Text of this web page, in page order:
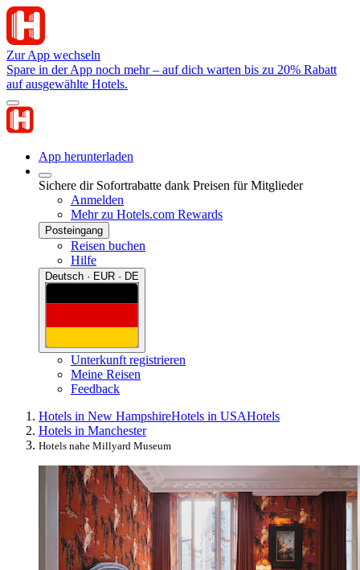
Zur App wechseln
Spare in der App noch mehr – auf dich warten bis zu 20% Rabatt
auf ausgewählte Hotels.
App herunterladen
Sichere dir Sofortrabatte dank Preisen für Mitglieder
Anmelden
Mehr zu Hotels.com Rewards
Posteingang
Reisen buchen
Hilfe
Deutsch · EUR · DE
Unterkunft registrieren
Meine Reisen
Feedback
Hotels in New HampshireHotels in USAHotels
Hotels in Manchester
Hotels nahe Millyard Museum